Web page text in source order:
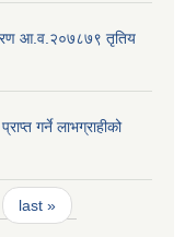
आ.व.२०७८७९ तृतिय
गर्ने लाभग्राहीको
last »